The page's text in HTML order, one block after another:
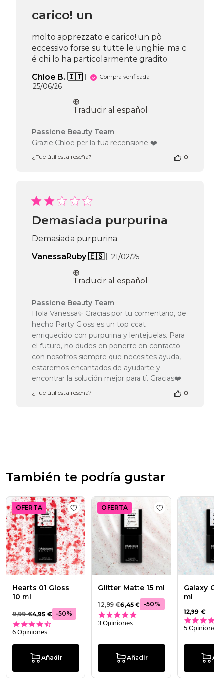
carico! un
molto apprezzato e carico! un pò
eccessivo forse su tutte le unghie, ma c
é chi lo ha particolarmente gradito
Chloe B. 🇮🇹
Compra verificada
Fecha
publicación
25/06/26
Traducir al español
Comentarios
del
Passione
Team
el
Thu
25
Passione Beauty Team
Grazie Chloe per la tua recensione ❤️
¿Fue útil esta reseña? 0
Demasiada purpurina
Demasiada purpurina
VanessaRuby 🇪🇸
Fecha
publicación
21/02/25
Traducir al español
Comentarios
del
propietario
de
la
tienda
en
la
reseña
de
Passione Beauty Team
Hola Vanessa✨ Gracias por tu comentario, de
hecho Party Gloss es un top coat
enriquecido con purpurina y lentejuelas. Para
el futuro, no dudes en ponerte en contacto
con nosotros siempre que necesites ayuda,
estaremos encantados de ayudarte y
encontrar la solución mejor para tí. Gracias❤️
¿Fue útil esta reseña? 0
También te podría gustar
OFERTA Add to wishlist Hearts 01 Gloss 10 ml
Hearts 01 Gloss
10 ml
9,99 €4,95 € -50%
6 Opiniones
Añadir
OFERTA Add to wishlist
Glitter Matte 15 ml
12,99 €6,45 € -50 %
3 Opiniones
Añadir
Galaxy
ml
12,99 €
5 Opiniones